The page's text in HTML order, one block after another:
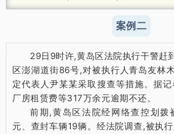
案例二
29日9时许,黄岛区法院执行干警赶
区澎湖道街86号,对被执行人青岛友林
定代表人尹某某采取搜查等措施。据
厂房租赁费等317万余元逾期不还。
前期,黄岛区法院经网络查控划拨
元、查封车辆19辆。经法院调查,被执